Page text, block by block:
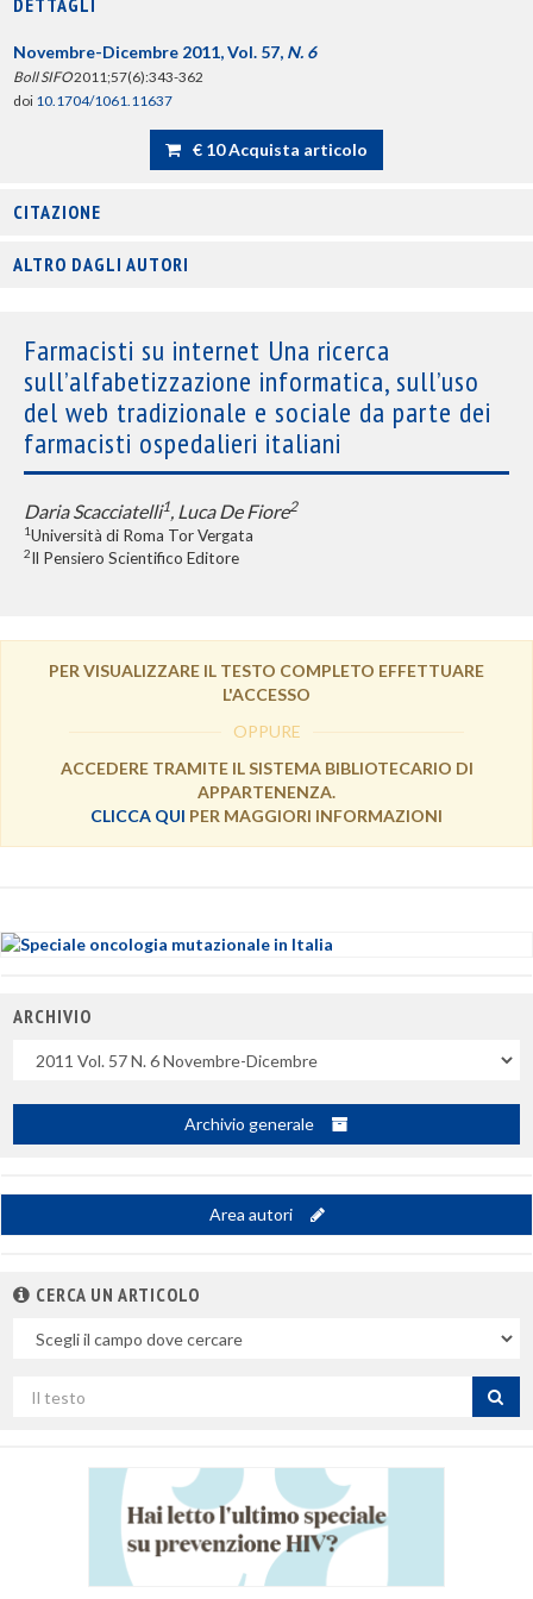
DETTAGLI
Novembre-Dicembre 2011, Vol. 57, N. 6
Boll SIFO2011;57(6):343-362
doi 10.1704/1061.11637
€ 10 Acquista articolo
CITAZIONE
ALTRO DAGLI AUTORI
Farmacisti su internet Una ricerca
sull’alfabetizzazione informatica, sull’uso
del web tradizionale e sociale da parte dei
farmacisti ospedalieri italiani
Daria Scacciatelli1, Luca De Fiore2
1Università di Roma Tor Vergata
2Il Pensiero Scientifico Editore
PER VISUALIZZARE IL TESTO COMPLETO EFFETTUARE
L'ACCESSO
OPPURE
ACCEDERE TRAMITE IL SISTEMA BIBLIOTECARIO DI
APPARTENENZA.
CLICCA QUI PER MAGGIORI INFORMAZIONI
ARCHIVIO
Archivio generale
Area autori
CERCA UN ARTICOLO
campo
per